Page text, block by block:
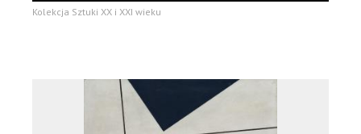
Kolekcja Sztuki XX i XXI wieku